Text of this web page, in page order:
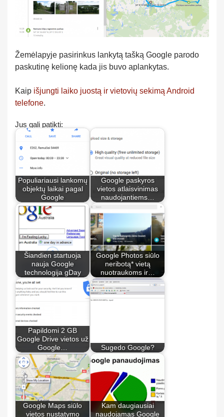
Žemėlapyje pasirinkus lankytą tašką Google parodo
paskutinę kelionę kada jis buvo aplankytas.
Kaip išjungti laiko juostą ir vietovių sekimą Android
telefone.
Jus gali patikti:
Populiariausi lankomų
objektų laikai pagal
Google
Google paskyros
vietos atlaisvinimas
naudojantiems…
Šiandien startuoja
nauja Google
technologija gDay
Google Photos siūlo
neribotą* vietą
nuotraukoms ir…
Papildomi 2 GB
Google Drive vietos už
Google…
Sugedo Google?
Google Maps siūlo
vietos nustatymo
Kam daugiausiai
naudojamas Google